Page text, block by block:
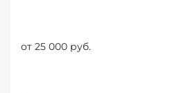
от 25 000 руб.